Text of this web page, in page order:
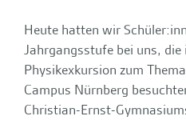
Heute hatten wir
Jahrgangsstufe bei uns, die
Physikexkursion zum
Campus Nürnberg
Christian-Ernst-